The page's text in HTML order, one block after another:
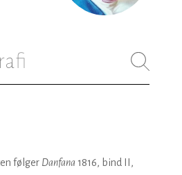
følger Danfana 1816, bind II,